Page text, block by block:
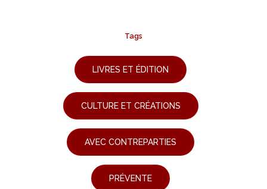
Tags
LIVRES ET ÉDITION
CULTURE ET CRÉATIONS
AVEC CONTREPARTIES
PRÉVENTE